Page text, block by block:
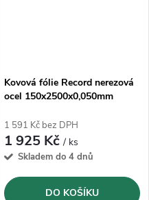
Kovová fólie Record nerezová
ocel 150x2500x0,050mm
1 591 Kč bez DPH
1 925 Kč/ ks
Skladem do 4 dnů
DO KOŠÍKU